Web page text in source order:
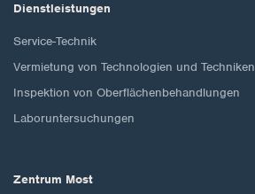
Dienstleistungen
Service-Technik
Vermietung von Technologien und Techniken
Inspektion von Oberflächenbehandlungen
Laboruntersuchungen
Zentrum Most